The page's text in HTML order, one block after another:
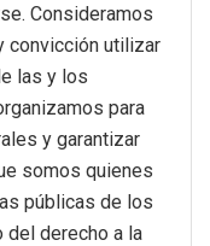
Consideramos
convicción utilizar
las y los
para
y garantizar
somos quienes
públicas de los
derecho a la